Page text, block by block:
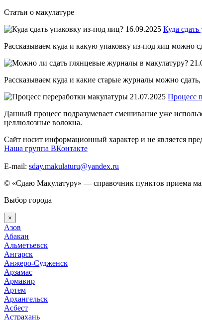
Статьи о макулатуре
16.09.2025 Куда
Рассказываем куда и какую упаковку из-под яиц можно
Рассказываем куда и какие старые журналы можно
21.07.2025 Процесс
Данный процесс подразумевает смешивание уже
целлюлозные волокна.
Сайт носит информационный характер и не является
Наша группа ВКонтакте
E-mail: sday.makulaturu@yandex.ru
© «Сдаю Макулатуру» — справочник пунктов приема
Выбор города
×
Азов
Абакан
Альметьевск
Ангарск
Анжеро-Судженск
Арзамас
Армавир
Артем
Архангельск
Асбест
Астрахань